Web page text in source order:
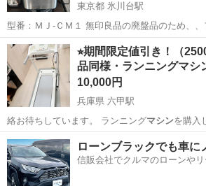
東京都 氷川台駅
型番：ＭＪ‐ＣＭ１ 無印良品の廃盤品のため、、ファンの方は大事にし
てくださると思い今回出品いたしました。 修理しても直るのかは不明
ですので、それでもよろしければお譲りいたし
が以下の不良があります。 ...
東京 練馬区 氷川台駅 キッチン家電
⭐︎期間限定値引き！（
品同様・ランニングマ
10,000円
兵庫県 六甲駅
絡お待ちしています。 ランニングマシンを購入
が、使わなくな…
兵庫 神戸市 六甲駅 ランニング、ジ
ローンブラックでも車に
信販会社でクルマのローンや